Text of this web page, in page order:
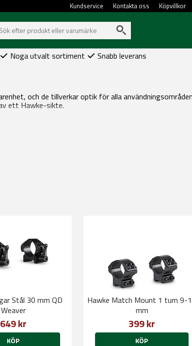
Köpvillkor
Kontakta oss
Kundservice
Noga utvalt sortiment Snabb leverans
och de tillverkar optik för alla
ett Hawke-sikte.
Stål 30 mm QD
Weaver
649 kr
KÖP
Hawke Match Mount 1 tum 9-
mm
399 kr
KÖP